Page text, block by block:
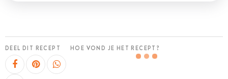
DEEL DIT RECEPT HOE VOND JE HET RECEPT?